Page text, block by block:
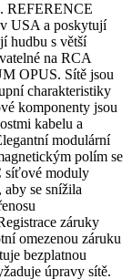
REFERENCE
USA a poskytují
hudbu s větší
na RCA
OPUS. Sítě jsou
charakteristiky
komponenty jsou
kabelu a
modulární
polím se
síťové moduly
se snížila
záruky
omezenou záruku
bezplatnou
úpravy sítě.